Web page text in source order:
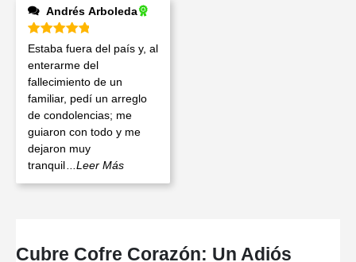
Andrés Arboleda
Valorado en5de 5
Estaba fuera del país y, al
enterarme del
fallecimiento de un
familiar, pedí un arreglo
de condolencias; me
guiaron con todo y me
dejaron muy
tranquil
...Leer Más
Cubre Cofre Corazón: Un Adiós